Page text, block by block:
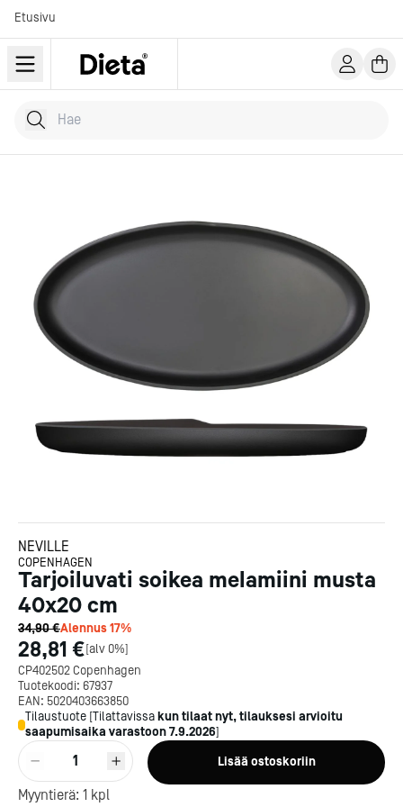
Etusivu
Hae tuotteita
Kirjoita hakusana...
NEVILLE
COPENHAGEN
Tarjoiluvati soikea melamiini musta
40x20 cm
34,90 €Alennus17%
28,81 €[alv 0%]
CP402502 Copenhagen
Tuotekoodi: 67937
EAN: 5020403663850
Tilaustuote [Tilattavissa kun tilaat nyt, tilauksesi arvioitu
saapumisaika varastoon7.9.2026]
1 Lisää ostoskoriin
Myyntierä: 1 kpl
Kotipizza on vuonna 1987
perustettu yritys, jolla on yli